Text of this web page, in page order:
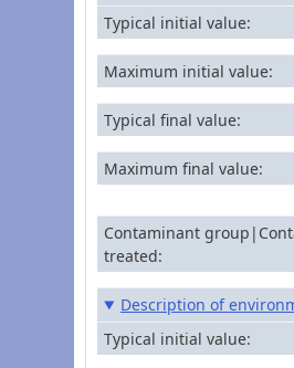
Typical initial value
Maximum initial value
Typical final value
Maximum final value
Contaminant
treated
Description of
Typical initial value